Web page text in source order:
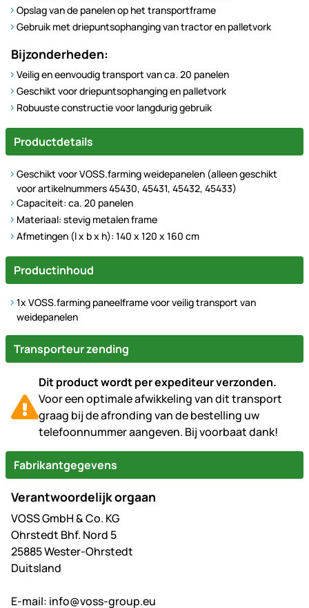
Opslag van de panelen op het transportframe
Gebruik met driepuntsophanging van tractor en palletvork
Bijzonderheden:
Veilig en eenvoudig transport van ca. 20 panelen
Geschikt voor driepuntsophanging en palletvork
Robuuste constructie voor langdurig gebruik
Productdetails
Geschikt voor VOSS.farming weidepanelen (alleen geschikt
voor artikelnummers 45430, 45431, 45432, 45433)
Capaciteit: ca. 20 panelen
Materiaal: stevig metalen frame
Afmetingen (l x b x h): 140 x 120 x 160 cm
Productinhoud
1x VOSS.farming paneelframe voor veilig transport van
weidepanelen
Transporteur zending
Dit product wordt per expediteur verzonden.
Voor een optimale afwikkeling van dit transport
graag bij de afronding van de bestelling uw
telefoonnummer aangeven. Bij voorbaat dank!
Fabrikantgegevens
Verantwoordelijk orgaan
VOSS GmbH & Co. KG
Ohrstedt Bhf. Nord 5
25885 Wester-Ohrstedt
Duitsland
E-mail: info@voss-group.eu